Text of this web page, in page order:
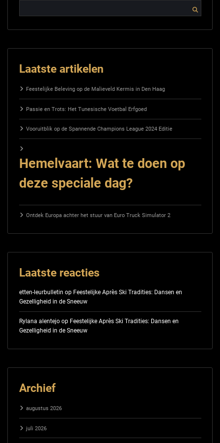
Laatste artikelen
Feestelijke Beleving op de Malieveld Kermis in Den Haag
Passie en Trots: Het Tunesische Voetbal Erfgoed
Vooruitblik op de Spannende Champions League 2024 Editie
Hemelvaart: Wat te doen op
deze speciale dag?
Ontdek Europa achter het stuur van Euro Truck Simulator 2
Laatste reacties
etten-leurbulletin op Feestelijke Après Ski Tradities: Dansen en
Gezelligheid in de Sneeuw
Rylana alentejoop Feestelijke Après Ski Tradities: Dansen en
Gezelligheid in de Sneeuw
Archief
augustus 2026
juli 2026